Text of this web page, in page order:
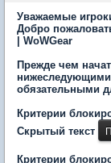
Уважаемые
Добро
| WoWGear
Прежде чем
обязательными
Критерии
Скрытый текст
Критерии